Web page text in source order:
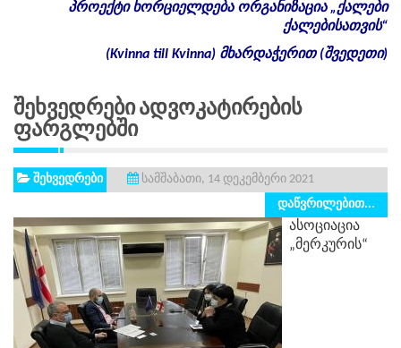
პროექტი ხორციელდება ორგანიზაცია„ქალები
ქალებისათვის“
(Kvinna till Kvinna) მხარდაჭერით(შვედეთი)
Შეხვედრები Ადვოკატირების
Ფარგლებში
შეხვედრები
სამშაბათი, 14 დეკემბერი 2021
დაწვრილებით...
ასოციაცია
„მერკურის“